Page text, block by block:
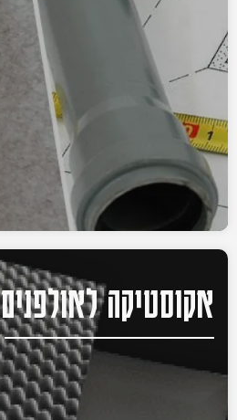
אקוסטיקה לאולפנים